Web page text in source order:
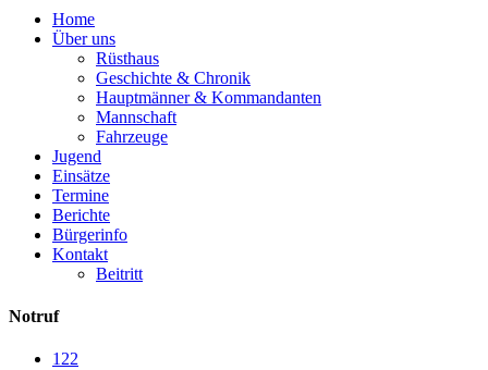
Home
Über uns
Rüsthaus
Geschichte & Chronik
Hauptmänner & Kommandanten
Mannschaft
Fahrzeuge
Jugend
Einsätze
Termine
Berichte
Bürgerinfo
Kontakt
Beitritt
Notruf
122